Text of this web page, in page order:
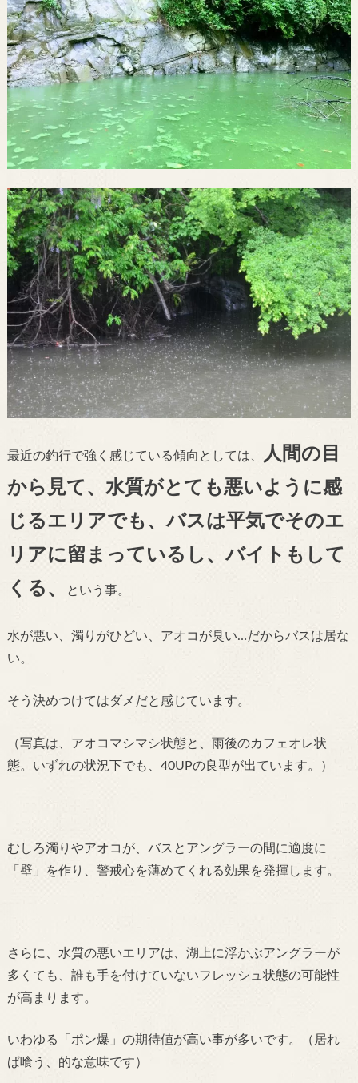
最近の釣行で強く感じている傾向としては、
人間の目
から見て、水質がとても悪いように感
じるエリアでも、バスは平気でそのエ
リアに留まっているし、バイトもして
くる、
という事。
水が悪い、濁りがひどい、アオコが臭い…だからバスは居な
い。
そう決めつけてはダメだと感じています。
（写真は、アオコマシマシ状態と、雨後のカフェオレ状
態。いずれの状況下でも、40UPの良型が出ています。）
むしろ濁りやアオコが、バスとアングラーの間に適度に
「壁」を作り、警戒心を薄めてくれる効果を発揮します。
さらに、水質の悪いエリアは、湖上に浮かぶアングラーが
多くても、誰も手を付けていないフレッシュ状態の可能性
が高まります。
いわゆる「ポン爆」の期待値が高い事が多いです。（居れ
ば喰う、的な意味です）